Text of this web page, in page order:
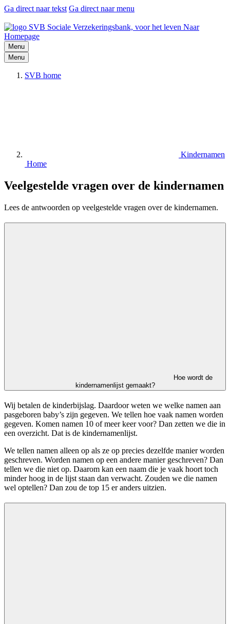
Ga direct naar tekst Ga direct naar menu
Naar
Homepage
Menu
Menu
SVB home
Kindernamen
Home
Veelgestelde vragen over de kindernamen
Lees de antwoorden op veelgestelde vragen over de kindernamen.
Hoe wordt de
kindernamenlijst gemaakt?
Wij betalen de kinderbijslag. Daardoor weten we welke namen aan
pasgeboren baby’s zijn gegeven. We tellen hoe vaak namen worden
gegeven. Komen namen 10 of meer keer voor? Dan zetten we die in
een overzicht. Dat is de kindernamenlijst.
We tellen namen alleen op als ze op precies dezelfde manier worden
geschreven. Worden namen op een andere manier geschreven? Dan
tellen we die niet op. Daarom kan een naam die je vaak hoort toch
minder hoog in de lijst staan dan verwacht. Zouden we die namen
wel optellen? Dan zou de top 15 er anders uitzien.